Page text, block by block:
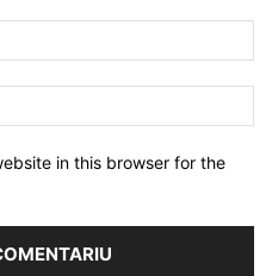
in this browser for the